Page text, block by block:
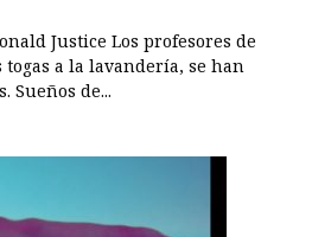
Justice Los profesores de
a la lavandería, se han
Sueños de...